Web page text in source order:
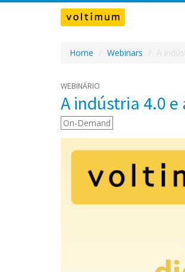
Home Webinars A
WEBINÁRIO
A indústria 4.0
On-Demand